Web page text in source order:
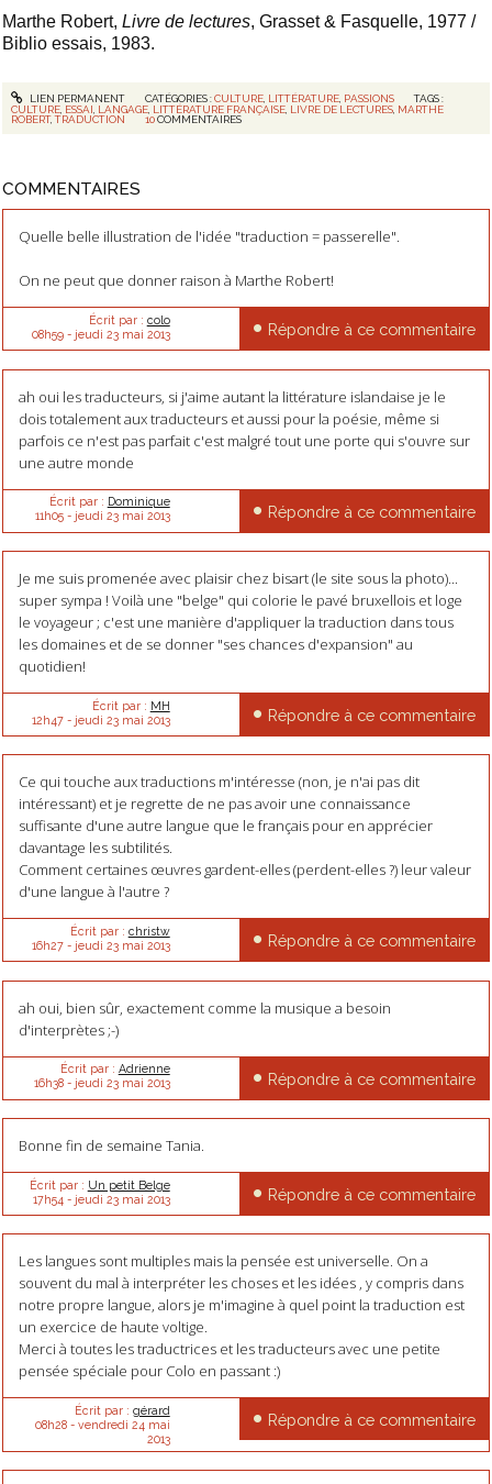
Marthe Robert, Livre de lectures, Grasset & Fasquelle, 1977 /
Biblio essais, 1983.
LIEN PERMANENT CATÉGORIES :CULTURE, LITTÉRATURE, PASSIONS
TAGS :
CULTURE, ESSAI, LANGAGE, LITTÉRATURE FRANÇAISE, LIVRE DE LECTURES, MARTHE
ROBERT,TRADUCTION 10 COMMENTAIRES
COMMENTAIRES
Quelle belle illustration de l'idée "traduction = passerelle".
On ne peut que donner raison à Marthe Robert!
Écrit par : colo
08h59- jeudi 23 mai 2013 Répondre à ce commentaire
ah oui les traducteurs, si j'aime autant la littérature islandaise je le
dois totalement aux traducteurs et aussi pour la poésie, même si
parfois ce n'est pas parfait c'est malgré tout une porte qui s'ouvre sur
une autre monde
Écrit par : Dominique
11h05- jeudi 23 mai 2013 Répondre à ce commentaire
Je me suis promenée avec plaisir chez bisart (le site sous la photo)...
super sympa ! Voilà une "belge" qui colorie le pavé bruxellois et loge
le voyageur ; c'est une manière d'appliquer la traduction dans tous
les domaines et de se donner "ses chances d'expansion" au
quotidien!
Écrit par : MH
12h47- jeudi 23 mai 2013 Répondre à ce commentaire
Ce qui touche aux traductions m'intéresse (non, je n'ai pas dit
intéressant) et je regrette de ne pas avoir une connaissance
suffisante d'une autre langue que le français pour en apprécier
davantage les subtilités.
Comment certaines œuvres gardent-elles (perdent-elles ?) leur valeur
d'une langue à l'autre ?
Écrit par : christw
16h27- jeudi 23 mai 2013 Répondre à ce commentaire
ah oui, bien sûr, exactement comme la musique a besoin
d'interprètes ;-)
Écrit par : Adrienne
16h38- jeudi 23 mai 2013 Répondre à ce commentaire
Bonne fin de semaine Tania.
Écrit par : Un petit Belge
17h54 - jeudi 23 mai 2013 Répondre à ce commentaire
Les langues sont multiples mais la pensée est universelle. On a
souvent du mal à interpréter les choses et les idées , y compris dans
notre propre langue, alors je m'imagine à quel point la traduction est
un exercice de haute voltige.
Merci à toutes les traductrices et les traducteurs avec une petite
pensée spéciale pour Colo en passant :)
Écrit par : gérard
08h28- vendredi 24 mai
2013
Répondre à ce commentaire